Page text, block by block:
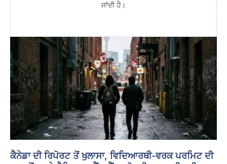
ਜਾਂਦੀ ਹੈ।
ਕੈਨੇਡਾ ਦੀ ਰਿਪੋਰਟ ਤੋਂ ਖੁਲਾਸਾ, ਵਿਦਿਆਰਥੀ-ਵਰਕ ਪਰਮਿਟ ਦੀ